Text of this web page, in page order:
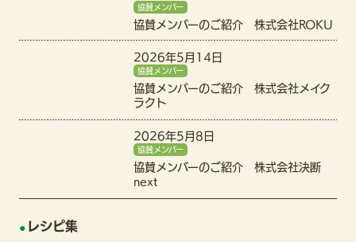
協賛メンバー
協賛メンバーのご紹介 株式会社ROKU
2026年5月14日
協賛メンバー
協賛メンバーのご紹介 株式会社メイク
ラクト
2026年5月8日
協賛メンバー
協賛メンバーのご紹介 株式会社決断
next
レシピ集